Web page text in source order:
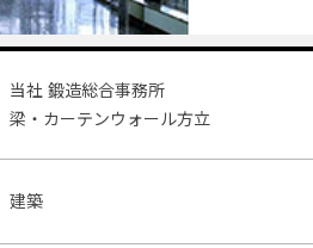
当社 鍛造総合事務所
梁・カーテンウォール方立
建築